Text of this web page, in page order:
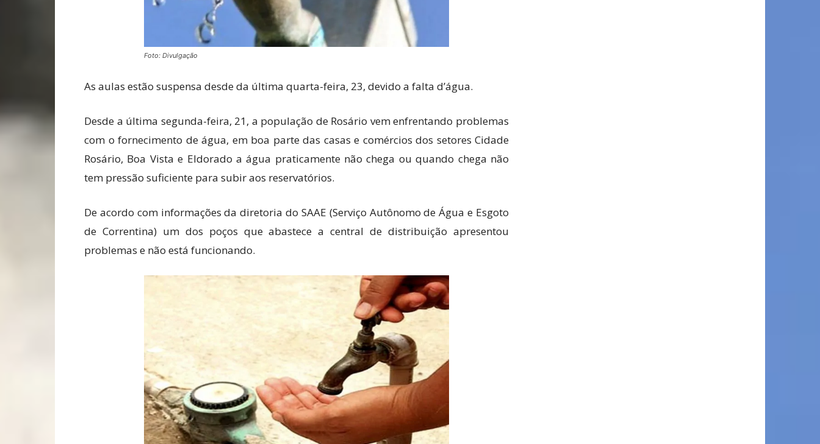
Foto: Divulgação
As aulas estão suspensa desde da última quarta-feira, 23, devido a falta d’água.
Desde a última segunda-feira, 21, a população de Rosário vem enfrentando problemas
com o fornecimento de água, em boa parte das casas e comércios dos setores Cidade
Rosário, Boa Vista e Eldorado a água praticamente não chega ou quando chega não
tem pressão suficiente para subir aos reservatórios.
De acordo com informações da diretoria do SAAE (Serviço Autônomo de Água e Esgoto
de Correntina) um dos poços que abastece a central de distribuição apresentou
problemas e não está funcionando.